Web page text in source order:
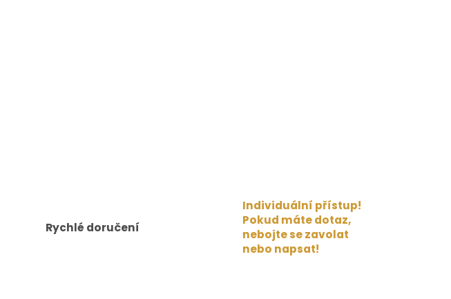
Rychlé doručení
Individuální přístup!
Pokud máte dotaz,
nebojte se zavolat
nebo napsat!